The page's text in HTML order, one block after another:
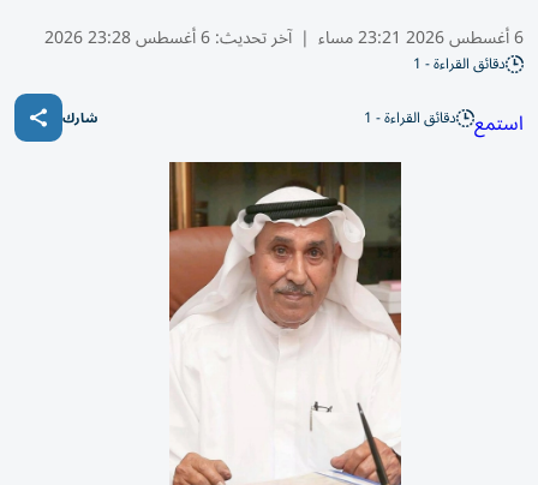
6 أغسطس 2026 23:21 مساء | آخر تحديث:6 أغسطس 23:28 2026
دقائق القراءة - 1
استمع دقائق القراءة - 1 شارك